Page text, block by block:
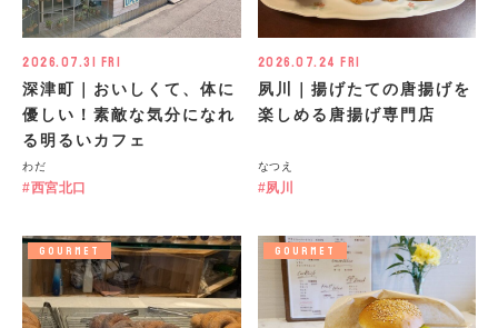
2026.07.31 Fri
深津町｜おいしくて、体に
優しい！素敵な気分になれ
る明るいカフェ
わだ
西宮北口
2026.07.24 Fri
夙川｜揚げたての唐揚げを
楽しめる唐揚げ専門店
なつえ
夙川
GOURMET GOURMET